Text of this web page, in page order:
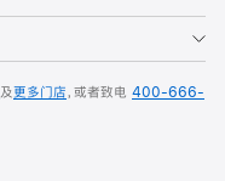
及更多门店，或者致电 400-666-